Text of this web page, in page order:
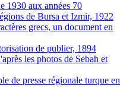
1930 aux années 70
de Bursa et Izmir, 1922
grecs, un document en
de publier, 1894
les photos de Sebah et
de presse régionale turque en